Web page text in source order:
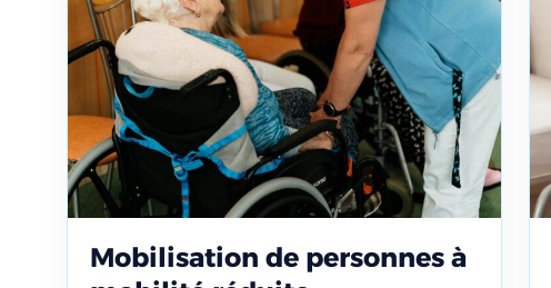
Mobilisation de personnes à